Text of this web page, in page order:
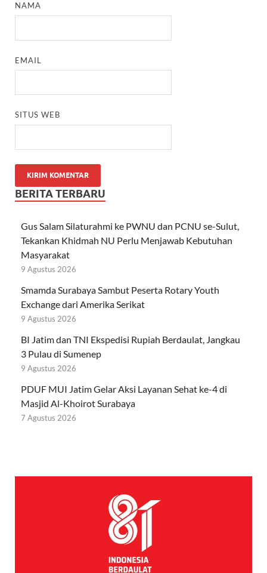
NAMA
EMAIL
SITUS WEB
BERITA TERBARU
Gus Salam Silaturahmi ke PWNU dan PCNU se-Sulut,
Tekankan Khidmah NU Perlu Menjawab Kebutuhan
Masyarakat
9 Agustus 2026
Smamda Surabaya Sambut Peserta Rotary Youth
Exchange dari Amerika Serikat
9 Agustus 2026
BI Jatim dan TNI Ekspedisi Rupiah Berdaulat, Jangkau
3 Pulau di Sumenep
9 Agustus 2026
PDUF MUI Jatim Gelar Aksi Layanan Sehat ke-4 di
Masjid Al-Khoirot Surabaya
7 Agustus 2026